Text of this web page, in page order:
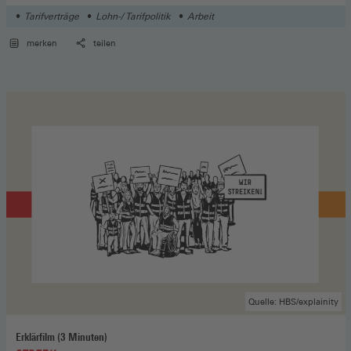
Tarifverträge Lohn-/ Tarifpolitik Arbeit
merken teilen
Erklärfilm (3 Minuten)
Quelle: HBS/explainity